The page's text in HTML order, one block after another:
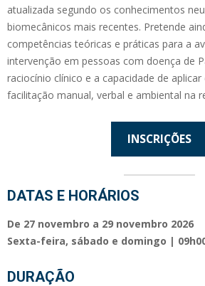
atualizada segundo os conhecimentos
biomecânicos mais recentes. Pretende
competências teóricas e práticas para a
intervenção em pessoas com doença de
raciocínio clínico e a capacidade de
facilitação manual, verbal e ambiental na
INSCRIÇÕES
DATAS E HORÁRIOS
De 27 novembro a 29 novembro 2026
Sexta-feira, sábado e domingo |
DURAÇÃO